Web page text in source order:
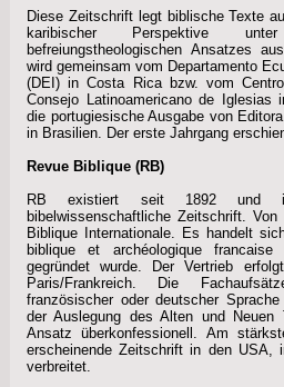
Diese Zeitschrift legt biblische Texte
karibischer Perspektive
befreiungstheologischen Ansatzes
wird gemeinsam vom Departamento
(DEI) in Costa Rica bzw. vom
Consejo Latinoamericano de Iglesias
die portugiesische Ausgabe von
in Brasilien. Der erste Jahrgang
Revue Biblique (RB)
RB existiert seit 1892 und
bibelwissenschaftliche Zeitschrift.
Biblique Internationale. Es handelt
biblique et archéologique
gegründet wurde. Der Vertrieb
Paris/Frankreich. Die
französischer oder deutscher
der Auslegung des Alten und Neuen
Ansatz überkonfessionell. Am
erscheinende Zeitschrift in den USA,
verbreitet.